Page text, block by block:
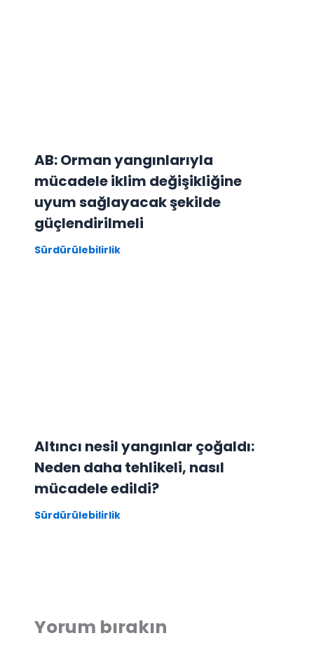
AB: Orman yangınlarıyla
mücadele iklim değişikliğine
uyum sağlayacak şekilde
güçlendirilmeli
Sürdürülebilirlik
Altıncı nesil yangınlar çoğaldı:
Neden daha tehlikeli, nasıl
mücadele edildi?
Sürdürülebilirlik
Yorum bırakın